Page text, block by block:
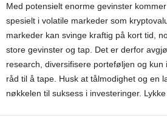
Med potensielt enorme gevinster
spesielt i volatile markeder som
markeder kan svinge kraftig på kort tid,
store gevinster og tap. Det er derfor
research, diversifisere porteføljen og
råd til å tape. Husk at tålmodighet og en
nøkkelen til suksess i investeringer.